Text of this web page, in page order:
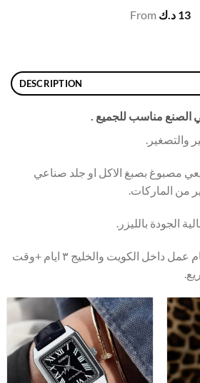
From 13 د.ك
DESCRIPTION
الصنع مناسب للجميع .
والتصغير.
مصبوغ بصبغ الاكل او جلد صناعي
من الماركات.
الجودة بالليزر.
• تسليم العمل خلال ٣ ايام عمل داخل الكويت والخليج ٣ ايام +وقت